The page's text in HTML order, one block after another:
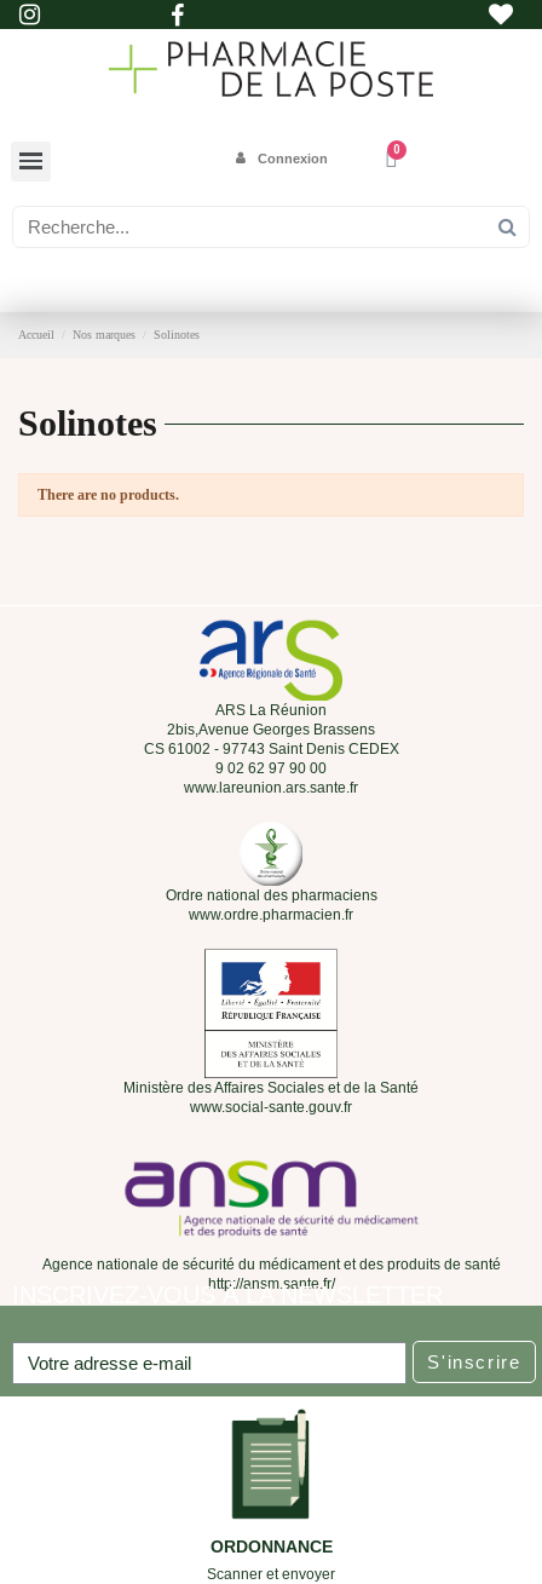
Connexion
Accueil Nos marques Solinotes
Solinotes
There are no products.
ARS La Réunion
2bis,Avenue Georges Brassens
CS 61002 - 97743 Saint Denis CEDEX
9 02 62 97 90 00
www.lareunion.ars.sante.fr
Ordre national des pharmaciens
www.ordre.pharmacien.fr
Ministère des Affaires Sociales et de la Santé
www.social-sante.gouv.fr
Agence nationale de sécurité du médicament et des produits de santé
http://ansm.sante.fr/
INSCRIVEZ-VOUS À LA NEWSLETTER
S'inscrire
ORDONNANCE
Scanner et envoyer